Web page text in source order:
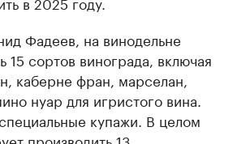
Фадеев, на винодельне
15 сортов винограда, включая
каберне фран, марселан,
нуар для игристого вина.
купажи. В целом